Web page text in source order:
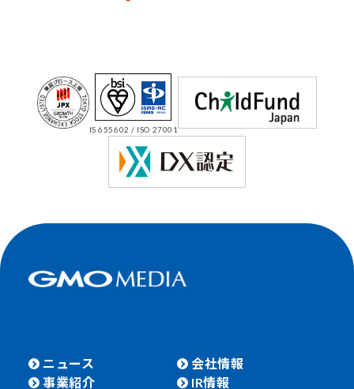
IS 655602 / ISO 27001
ニュース
事業紹介
会社情報
IR情報